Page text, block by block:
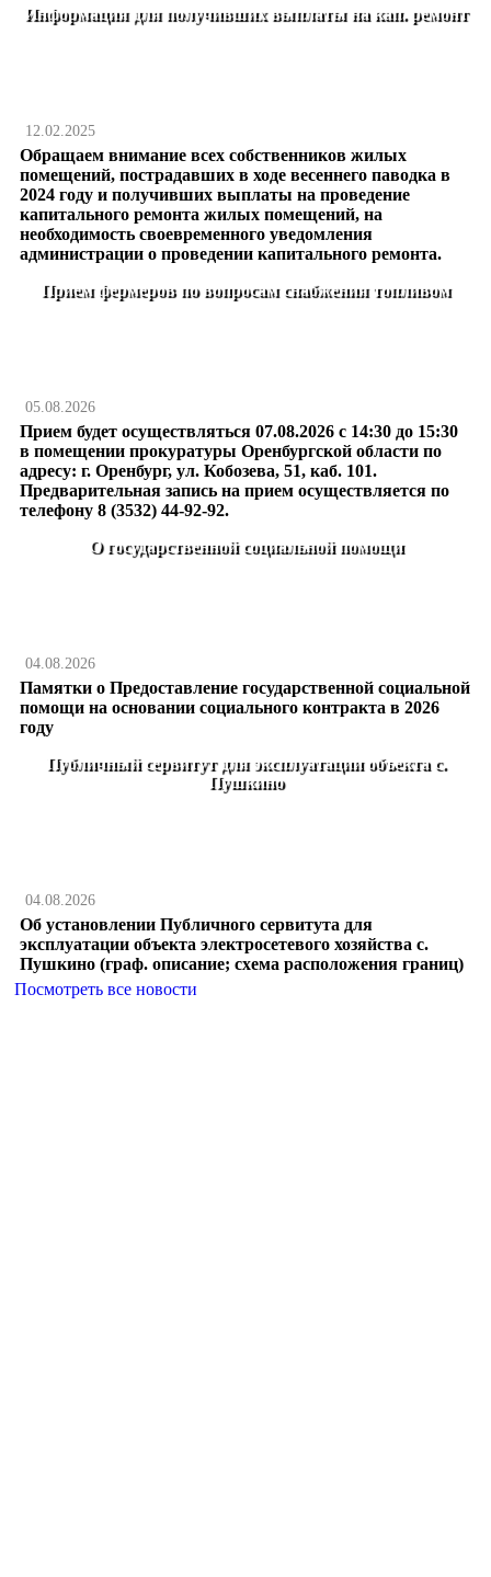
Информация для получивших выплаты на кап. ремонт
12.02.2025
Обращаем внимание всех собственников жилых
помещений, пострадавших в ходе весеннего паводка в
2024 году и получивших выплаты на проведение
капитального ремонта жилых помещений, на
необходимость своевременного уведомления
администрации о проведении капитального ремонта.
Прием фермеров по вопросам снабжения топливом
05.08.2026
Прием будет осуществляться 07.08.2026 с 14:30 до 15:30
в помещении прокуратуры Оренбургской области по
адресу: г. Оренбург, ул. Кобозева, 51, каб. 101.
Предварительная запись на прием осуществляется по
телефону 8 (3532) 44-92-92.
О государственной социальной помощи
04.08.2026
Памятки о Предоставление государственной социальной
помощи на основании социального контракта в 2026
году
Публичный сервитут для эксплуатации объекта с.
Пушкино
04.08.2026
Об установлении Публичного сервитута для
эксплуатации объекта электросетевого хозяйства с.
Пушкино (граф. описание; схема расположения границ)
Посмотреть все новости